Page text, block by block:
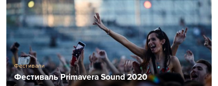
Фестивали
Фестиваль Primavera Sound 2020